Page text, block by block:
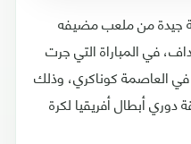
جيدة من ملعب مضيفه
في المباراة التي جرت
"28 سبتمبر" في العاصمة كوناكري، وذلك
أبطال أفريقيا لكرة